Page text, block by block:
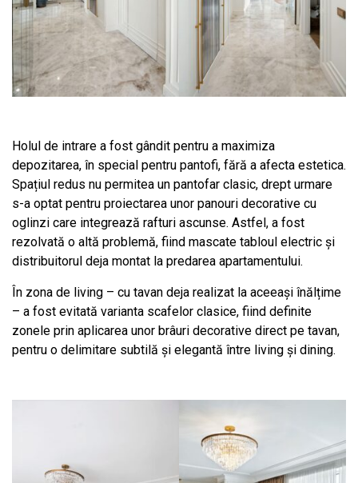
Holul de intrare a fost gândit pentru a maximiza
depozitarea, în special pentru pantofi, fără a afecta estetica.
Spațiul redus nu permitea un pantofar clasic, drept urmare
s-a optat pentru proiectarea unor panouri decorative cu
oglinzi care integrează rafturi ascunse. Astfel, a fost
rezolvată o altă problemă, fiind mascate tabloul electric și
distribuitorul deja montat la predarea apartamentului.
În zona de living – cu tavan deja realizat la aceeași înălțime
– a fost evitată varianta scafelor clasice, fiind definite
zonele prin aplicarea unor brâuri decorative direct pe tavan,
pentru o delimitare subtilă și elegantă între living și dining.